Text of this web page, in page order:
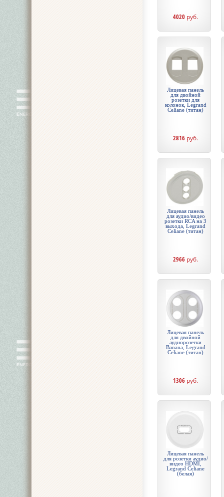
4020 руб.
Лицевая панель
для двойной
розетки для
колонок, Legrand
Celiane (титан)
2816 руб.
Лицевая панель
для аудио/видео
розетки RCA на 3
выхода, Legrand
Celiane (титан)
2966 руб.
Лицевая панель
для двойной
аудиорозетки
Banana, Legrand
Celiane (титан)
1306 руб.
Лицевая панель
для розетки аудио/
видео HDMI,
Legrand Celiane
(белая)